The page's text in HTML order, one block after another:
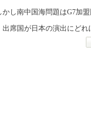
し南中国海問題はG7加
席国が日本の演出にどれ